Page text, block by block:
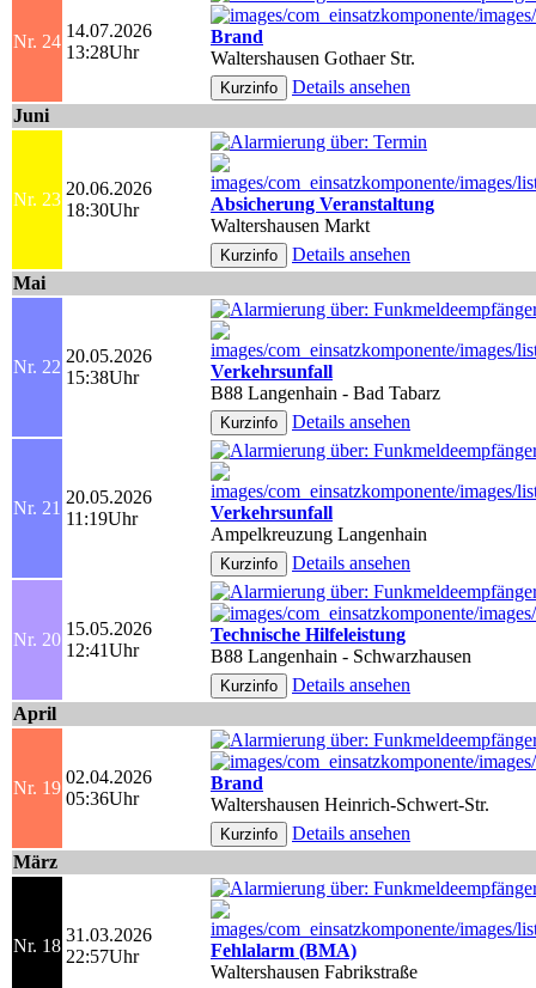
Nr. 24
14.07.2026
13:28Uhr
Brand
Waltershausen Gothaer Str.
Details ansehen
Juni
Nr. 23
20.06.2026
18:30Uhr
Absicherung Veranstaltung
Waltershausen Markt
Details ansehen
Mai
Nr. 22
20.05.2026
15:38Uhr
Verkehrsunfall
B88 Langenhain - Bad Tabarz
Details ansehen
Nr. 21
20.05.2026
11:19Uhr
Verkehrsunfall
Ampelkreuzung Langenhain
Details ansehen
Nr. 20
15.05.2026
12:41Uhr
Technische Hilfeleistung
B88 Langenhain - Schwarzhausen
Details ansehen
April
Nr. 19
02.04.2026
05:36Uhr
Brand
Waltershausen Heinrich-Schwert-Str.
Details ansehen
März
Nr. 18
31.03.2026
22:57Uhr
Fehlalarm (BMA)
Waltershausen Fabrikstraße